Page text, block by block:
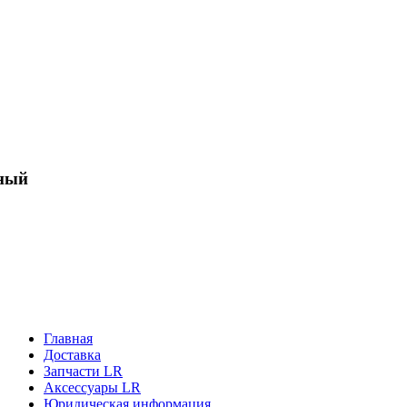
Главная
Доставка
Запчасти LR
Аксессуары LR